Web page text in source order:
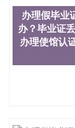
吗QQ微信
551190476
551190476
国外文凭可
证QQ微信
551190476
文凭要交
QQ微信
办理假毕业
办？毕业证
办理使馆认